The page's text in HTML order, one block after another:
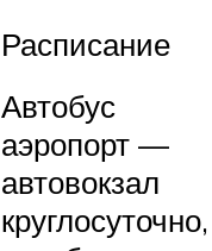
Расписание
Автобус
аэропорт —
автовокзал
круглосуточно,